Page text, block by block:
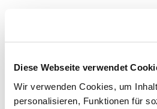
Diese Webseite verwendet
Wir verwenden Cookies, um
personalisieren, Funktionen für